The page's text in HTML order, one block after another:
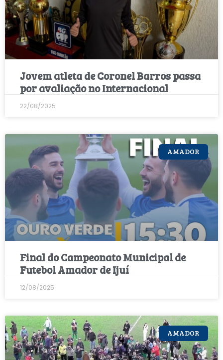
Jovem atleta de Coronel Barros passa
por avaliação no Internacional
22/08/2025
AMADOR
Final do Campeonato Municipal de
Futebol Amador de Ijuí
12/08/2025
AMADOR